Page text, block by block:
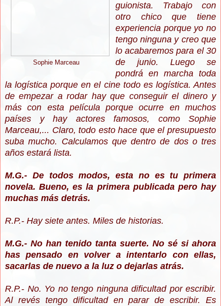
Sophie Marceau
guionista. Trabajo con
otro chico que tiene
experiencia porque yo no
tengo ninguna y creo que
lo acabaremos para el 30
de junio. Luego se
pondrá en marcha toda
la logística porque en el cine todo es logística. Antes
de empezar a rodar hay que conseguir el dinero y
más con esta película porque ocurre en muchos
países y hay actores famosos, como Sophie
Marceau,... Claro, todo esto hace que el presupuesto
suba mucho. Calculamos que dentro de dos o tres
años estará lista.
M.G.- De todos modos, esta no es tu primera
novela. Bueno, es la primera publicada pero hay
muchas más detrás.
R.P.- Hay siete antes. Miles de historias.
M.G.- No han tenido tanta suerte. No sé si ahora
has pensado en volver a intentarlo con ellas,
sacarlas de nuevo a la luz o dejarlas atrás.
R.P.- No. Yo no tengo ninguna dificultad por escribir.
Al revés tengo dificultad en parar de escribir. Es